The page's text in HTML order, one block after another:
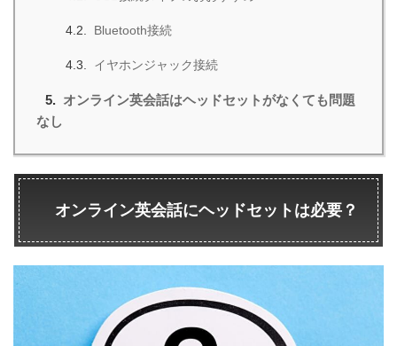
Bluetooth接続
イヤホンジャック接続
オンライン英会話はヘッドセットがなくても問題
なし
オンライン英会話にヘッドセットは必要？